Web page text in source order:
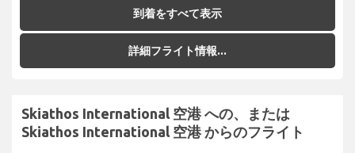
到着をすべて表示
詳細フライト情報...
Skiathos International 空港 への、または
Skiathos International 空港 からのフライト